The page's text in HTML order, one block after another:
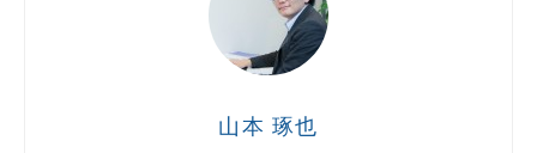
山本 琢也